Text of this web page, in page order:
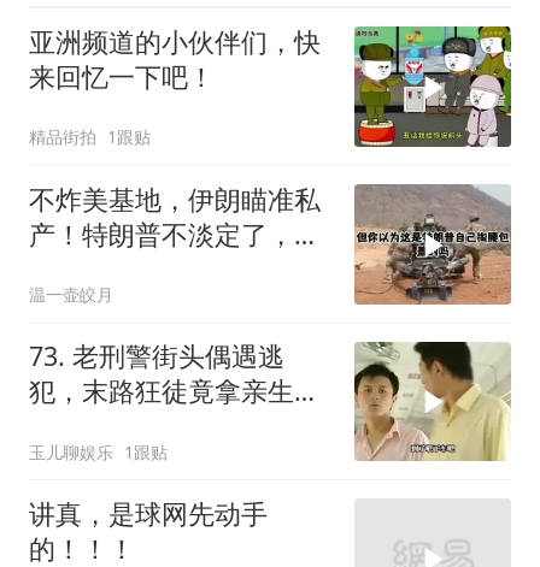
亚洲频道的小伙伴们，快
来回忆一下吧！
精品街拍 1跟贴
不炸美基地，伊朗瞄准私
产！特朗普不淡定了，被
温一壶皎月
73. 老刑警街头偶遇逃
犯，末路狂徒竟拿亲生儿
玉儿聊娱乐 1跟贴
讲真，是球网先动手
的！！！